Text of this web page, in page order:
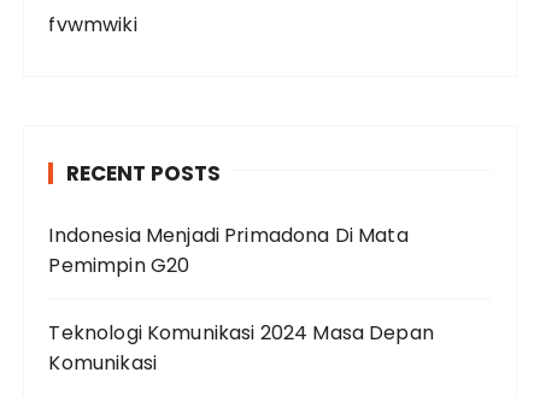
fvwmwiki
RECENT POSTS
Indonesia Menjadi Primadona Di Mata
Pemimpin G20
Teknologi Komunikasi 2024 Masa Depan
Komunikasi